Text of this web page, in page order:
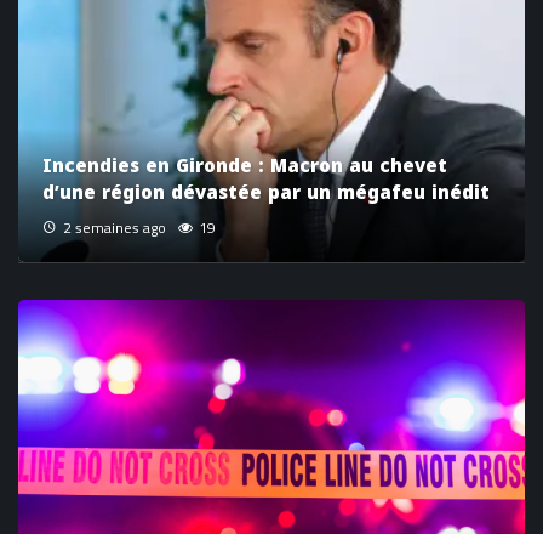
Incendies en Gironde : Macron au chevet
d’une région dévastée par un mégafeu inédit
2 semaines ago 19